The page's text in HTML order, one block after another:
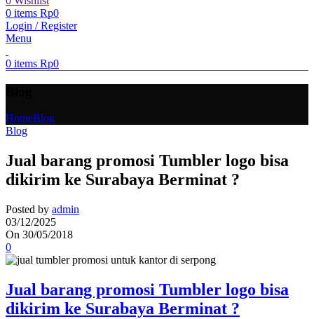
0 items Rp0
Login / Register
Menu
0 items Rp0
HomeBlog
Blog
Jual barang promosi Tumbler logo bisa
dikirim ke Surabaya Berminat ?
Posted by admin
03/12/2025
On 30/05/2018
0
Jual barang promosi Tumbler logo bisa
dikirim ke Surabaya Berminat ?